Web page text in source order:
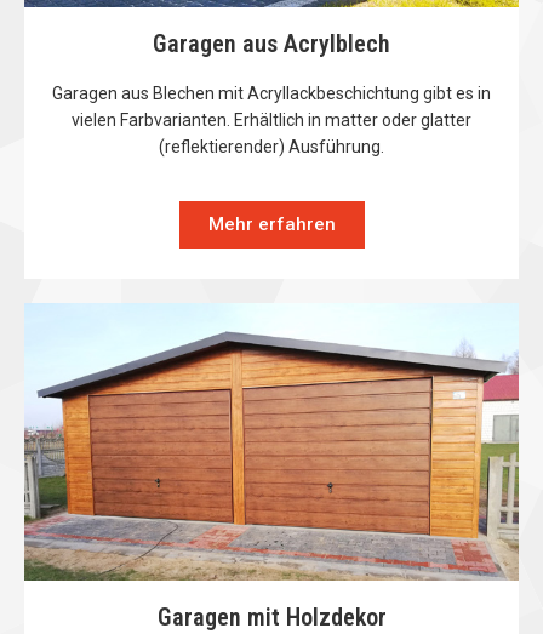
Garagen aus Acrylblech
Garagen aus Blechen mit Acryllackbeschichtung gibt es in
vielen Farbvarianten. Erhältlich in matter oder glatter
(reflektierender) Ausführung.
Mehr erfahren
Garagen mit Holzdekor